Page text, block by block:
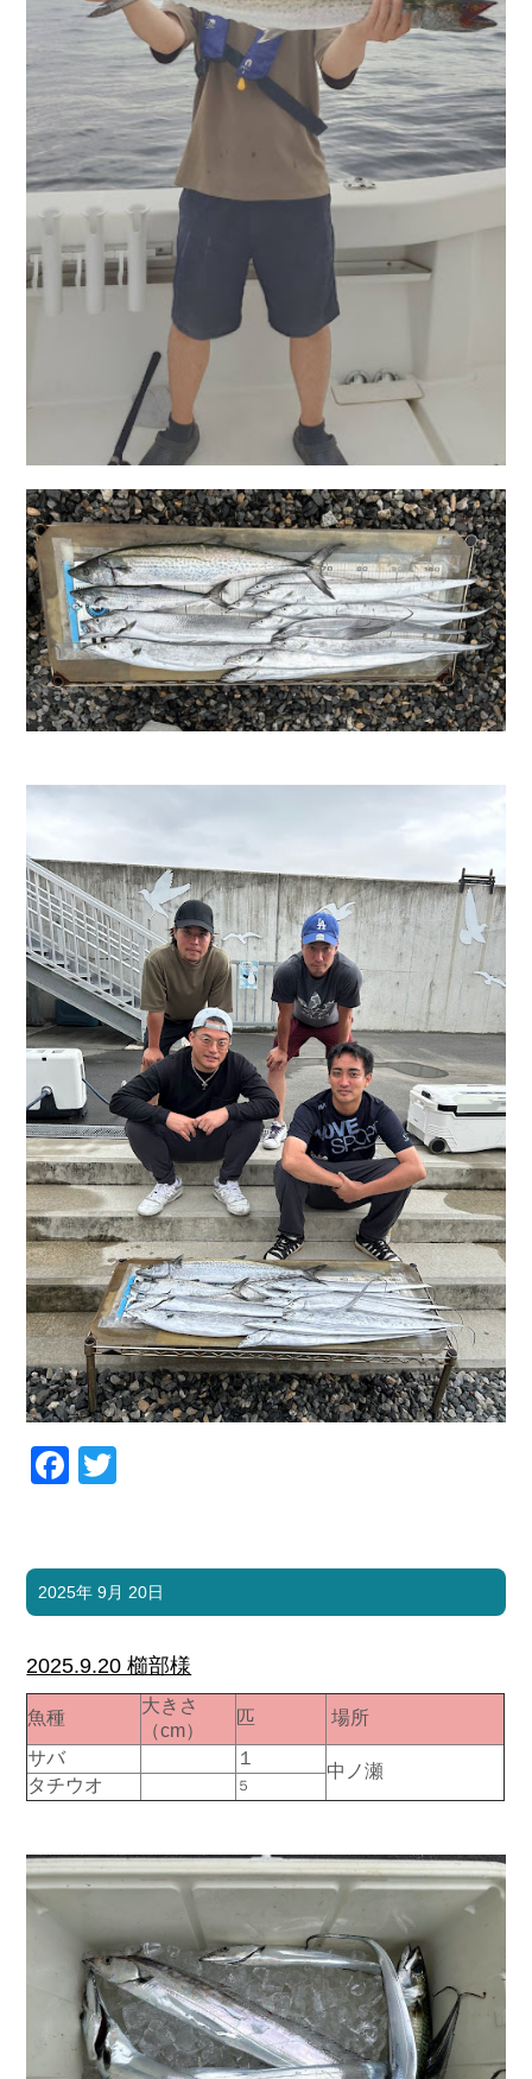
Facebook
2025年 9月 20日
2025.9.20 櫛部様
魚種
大きさ
（cm）
匹
場所
サバ
１
中ノ瀬
タチウオ ５